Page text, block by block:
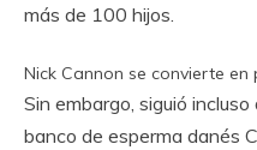
más de 100 hijos.
Nick Cannon se convierte
Sin embargo, siguió
banco de esperma danés